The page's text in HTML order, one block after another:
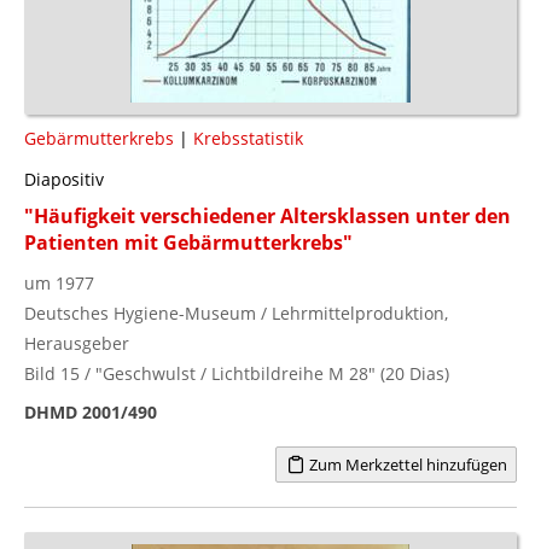
Gebärmutterkrebs | Krebsstatistik
Diapositiv
"Häufigkeit verschiedener Altersklassen unter den
Patienten mit Gebärmutterkrebs"
um 1977
Deutsches Hygiene-Museum / Lehrmittelproduktion,
Herausgeber
Bild 15 / "Geschwulst / Lichtbildreihe M 28" (20 Dias)
DHMD 2001/490
Zum Merkzettel hinzufügen